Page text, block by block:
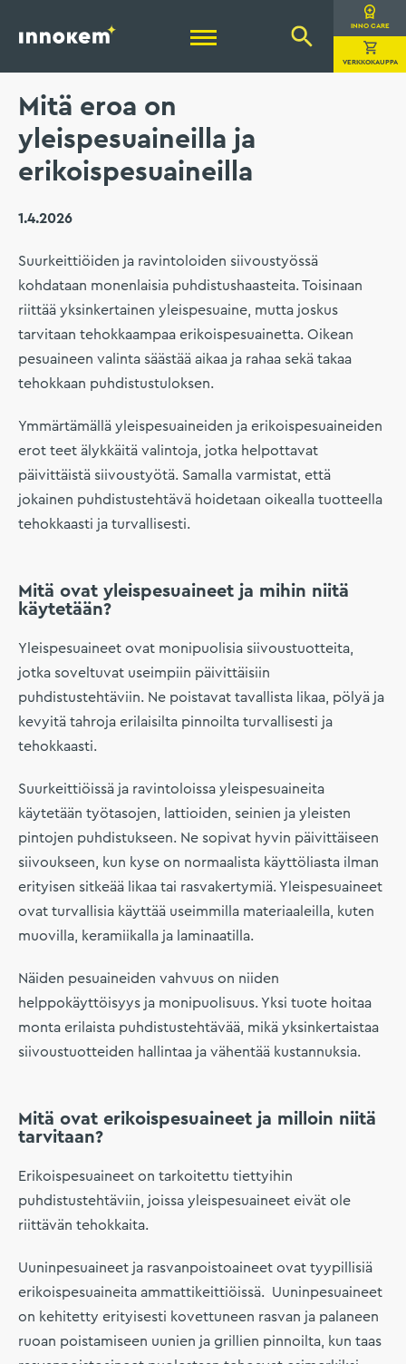
Innokem Oy INNO CARE
VERKKOKAUPPA
Mitä eroa on
yleispesuaineilla ja
erikoispesuaineilla
1.4.2026
Suurkeittiöiden ja ravintoloiden siivoustyössä
kohdataan monenlaisia puhdistushaasteita. Toisinaan
riittää yksinkertainen yleispesuaine, mutta joskus
tarvitaan tehokkaampaa erikoispesuainetta. Oikean
pesuaineen valinta säästää aikaa ja rahaa sekä takaa
tehokkaan puhdistustuloksen.
Ymmärtämällä yleispesuaineiden ja erikoispesuaineiden
erot teet älykkäitä valintoja, jotka helpottavat
päivittäistä siivoustyötä. Samalla varmistat, että
jokainen puhdistustehtävä hoidetaan oikealla tuotteella
tehokkaasti ja turvallisesti.
Mitä ovat yleispesuaineet ja mihin niitä
käytetään?
Yleispesuaineet ovat monipuolisia siivoustuotteita,
jotka soveltuvat useimpiin päivittäisiin
puhdistustehtäviin. Ne poistavat tavallista likaa, pölyä ja
kevyitä tahroja erilaisilta pinnoilta turvallisesti ja
tehokkaasti.
Suurkeittiöissä ja ravintoloissa yleispesuaineita
käytetään työtasojen, lattioiden, seinien ja yleisten
pintojen puhdistukseen. Ne sopivat hyvin päivittäiseen
siivoukseen, kun kyse on normaalista käyttöliasta ilman
erityisen sitkeää likaa tai rasvakertymiä. Yleispesuaineet
ovat turvallisia käyttää useimmilla materiaaleilla, kuten
muovilla, keramiikalla ja laminaatilla.
Näiden pesuaineiden vahvuus on niiden
helppokäyttöisyys ja monipuolisuus. Yksi tuote hoitaa
monta erilaista puhdistustehtävää, mikä yksinkertaistaa
siivoustuotteiden hallintaa ja vähentää kustannuksia.
Mitä ovat erikoispesuaineet ja milloin niitä
tarvitaan?
Erikoispesuaineet on tarkoitettu tiettyihin
puhdistustehtäviin, joissa yleispesuaineet eivät ole
riittävän tehokkaita.
Uuninpesuaineet ja rasvanpoistoaineet ovat tyypillisiä
erikoispesuaineita ammattikeittiöissä. Uuninpesuaineet
on kehitetty erityisesti kovettuneen rasvan ja palaneen
ruoan poistamiseen uunien ja grillien pinnoilta, kun taas